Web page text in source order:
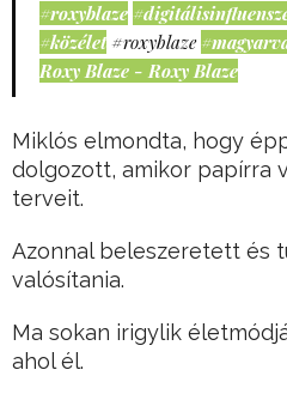
#roxyblaze
#közélet #roxyblaze
Roxy Blaze - Roxy Blaze
Miklós elmondta, hogy
dolgozott, amikor papírra
terveit.
Azonnal beleszeretett és
valósítania.
Ma sokan irigylik
ahol él.